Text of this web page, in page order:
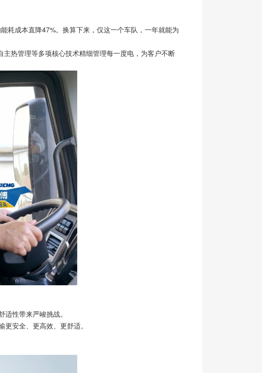
耗成本直降47%。换算下来，仅这一个车队，一年就能为
热管理等多项核心技术精细管理每一度电，为客户不断
性带来严峻挑战。
安全、更高效、更舒适。